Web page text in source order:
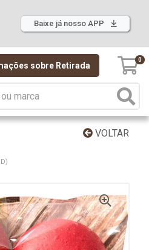
Baixe já nosso APP
sobre Retirada
0
VOLTAR